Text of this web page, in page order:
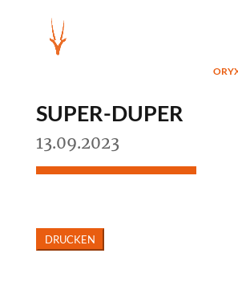
SUPER-DUPER
13.09.2023